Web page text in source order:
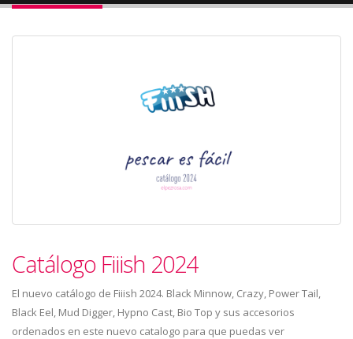
Catálogo Fiiish 2024
El nuevo catálogo de Fiiish 2024. Black Minnow, Crazy, Power Tail,
Black Eel, Mud Digger, Hypno Cast, Bio Top y sus accesorios
ordenados en este nuevo catalogo para que puedas ver